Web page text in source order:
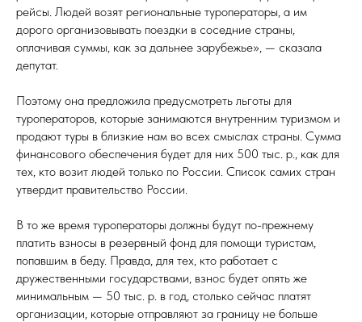
рейсы. Людей возят региональные туроператоры, а им
дорого организовывать поездки в соседние страны,
оплачивая суммы, как за дальнее зарубежье», — сказала
депутат.
Поэтому она предложила предусмотреть льготы для
туроператоров, которые занимаются внутренним туризмом и
продают туры в близкие нам во всех смыслах страны. Сумма
финансового обеспечения будет для них 500 тыс. р., как для
тех, кто возит людей только по России. Список самих стран
утвердит правительство России.
В то же время туроператоры должны будут по-прежнему
платить взносы в резервный фонд для помощи туристам,
попавшим в беду. Правда, для тех, кто работает с
дружественными государствами, взнос будет опять же
минимальным — 50 тыс. р. в год, столько сейчас платят
организации, которые отправляют за границу не больше